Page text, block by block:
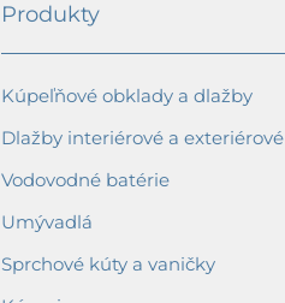
Produkty
Kúpeľňové obklady a dlažby
Dlažby interiérové a exteriérové
Vodovodné batérie
Umývadlá
Sprchové kúty a vaničky